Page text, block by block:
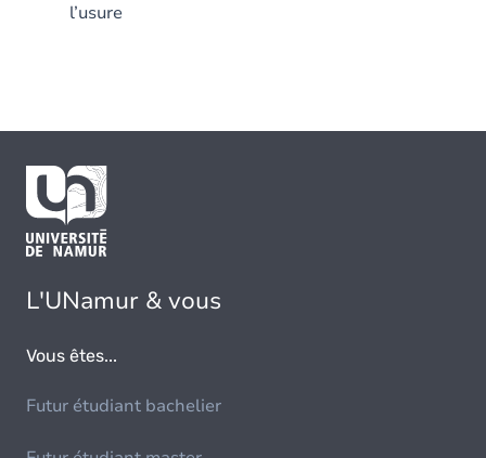
l’usure
L'UNamur & vous
Vous êtes...
Futur étudiant bachelier